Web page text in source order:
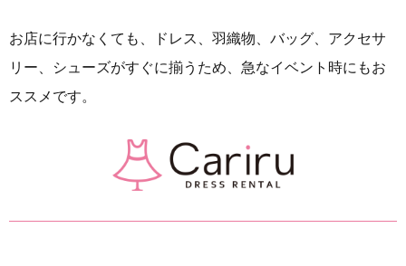
お店に行かなくても、ドレス、羽織物、バッグ、アクセサ
リー、シューズがすぐに揃うため、急なイベント時にもお
ススメです。